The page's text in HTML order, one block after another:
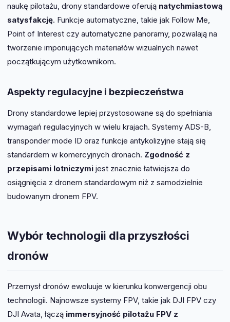
naukę pilotażu, drony standardowe oferują natychmiastową
satysfakcję. Funkcje automatyczne, takie jak Follow Me,
Point of Interest czy automatyczne panoramy, pozwalają na
tworzenie imponujących materiałów wizualnych nawet
początkującym użytkownikom.
Aspekty regulacyjne i bezpieczeństwa
Drony standardowe lepiej przystosowane są do spełniania
wymagań regulacyjnych w wielu krajach. Systemy ADS-B,
transponder mode ID oraz funkcje antykolizyjne stają się
standardem w komercyjnych dronach. Zgodność z
przepisami lotniczymi jest znacznie łatwiejsza do
osiągnięcia z dronem standardowym niż z samodzielnie
budowanym dronem FPV.
Wybór technologii dla przyszłości
dronów
Przemysł dronów ewoluuje w kierunku konwergencji obu
technologii. Najnowsze systemy FPV, takie jak DJI FPV czy
DJI Avata, łączą immersyjność pilotażu FPV z